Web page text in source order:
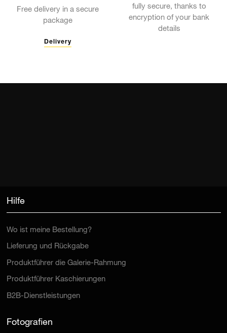
Free delivery in a secure
package
Delivery
fully secure, thanks to
encryption of your bank
details
Hilfe
Wo ist meine Bestellung?
Lieferung und Rückgabe
Produktführer die Galerie-Rahmung
Produktführer Kaschierungen
B2B-Dienstleistungen
Fotografien